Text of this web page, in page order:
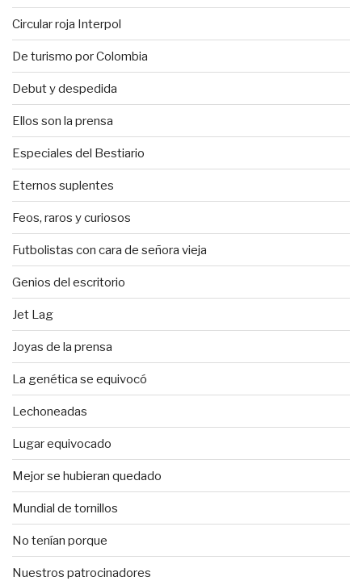
Circular roja Interpol
De turismo por Colombia
Debut y despedida
Ellos son la prensa
Especiales del Bestiario
Eternos suplentes
Feos, raros y curiosos
Futbolistas con cara de señora vieja
Genios del escritorio
Jet Lag
Joyas de la prensa
La genética se equivocó
Lechoneadas
Lugar equivocado
Mejor se hubieran quedado
Mundial de tornillos
No tenían porque
Nuestros patrocinadores